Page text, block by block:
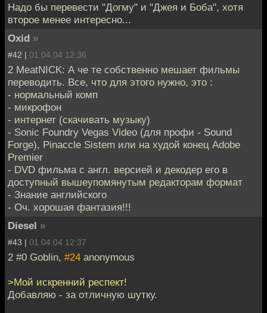
Надо бы перевести "Догму" и "Джея и Боба", хотя
второе менее интересно...
Oxid »
#42 | 01.04.04 12:36
2 MeatNICK: А че те собственно мешает фильмы
переводить. Все, что для этого нужно, это :
- нормальный комп
- микрофон
- интернет (скачивать музыку)
- Sonic Foundry Vegas Video (для профи - Sound
Forge), Pinaccle Sistem или на худой конец Adobe
Premier
- DVD фильма с англ. версией и декодер его в
доступный вышеупомянутым редакторам формат
- Знание английского
- Оч. хорошая фантазия!!!
Diesel »
#43 | 01.04.04 12:37
2 #0 Goblin, #24 anonymous
>Мой искренний респект!
Добавляю - за отличную шутку.